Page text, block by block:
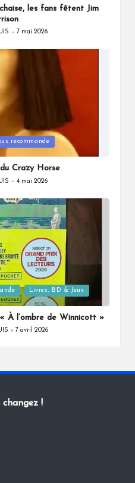
les fans fêtent Jim
7 mai 2026
recommande
Crazy Horse
4 mai 2026
Livres, BD & Jeux
À l’ombre de Winnicott »
7 avril 2026
!